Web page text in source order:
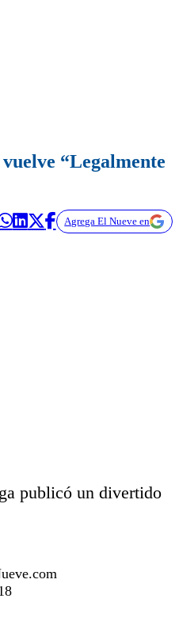
“Legalmente
Agrega El Nueve en
publicó un divertido